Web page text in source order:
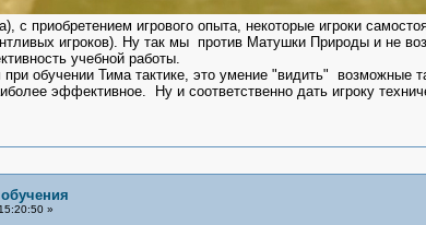
с приобретением игрового опыта, некоторые игроки
игроков). Ну так мы против Матушки Природы и не
учебной работы.
обучении Тима тактике, это умение "видить" возможные
эффективное. Ну и соответственно дать игроку
»